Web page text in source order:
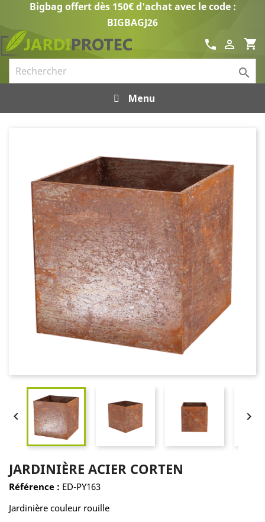
Bigbag offert dès 150€ d'achat avec le code :
BIGBAGJ26
shopping_cart

call

Menu
 
JARDINIÈRE ACIER CORTEN
Référence : ED-PY163
Jardinière couleur rouille